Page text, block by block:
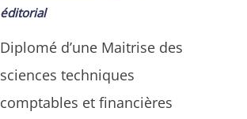
éditorial
Diplomé d’une Maitrise des
sciences techniques
comptables et financières